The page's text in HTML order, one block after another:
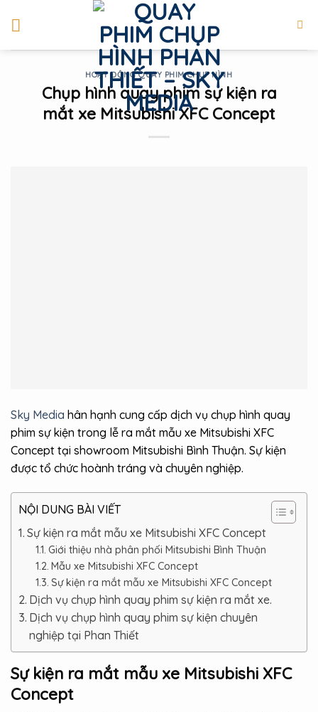
HOẠT ĐỘNG QUAY PHIM CHỤP HÌNH
Chụp hình quay phim sự kiện ra
mắt xe Mitsubishi XFC Concept
Sky Media hân hạnh cung cấp dịch vụ chụp hình quay
phim sự kiện trong lễ ra mắt mẫu xe Mitsubishi XFC
Concept tại showroom Mitsubishi Bình Thuận. Sự kiện
được tổ chức hoành tráng và chuyên nghiệp.
NỘI DUNG BÀI VIẾT
Sự kiện ra mắt mẫu xe Mitsubishi XFC Concept
Giới thiệu nhà phân phối Mitsubishi Bình Thuận
Mẫu xe Mitsubishi XFC Concept
Sự kiện ra mắt mẫu xe Mitsubishi XFC Concept
Dịch vụ chụp hình quay phim sự kiện ra mắt xe.
Dịch vụ chụp hình quay phim sự kiện chuyên
nghiệp tại Phan Thiết
Sự kiện ra mắt mẫu xe Mitsubishi XFC
Concept